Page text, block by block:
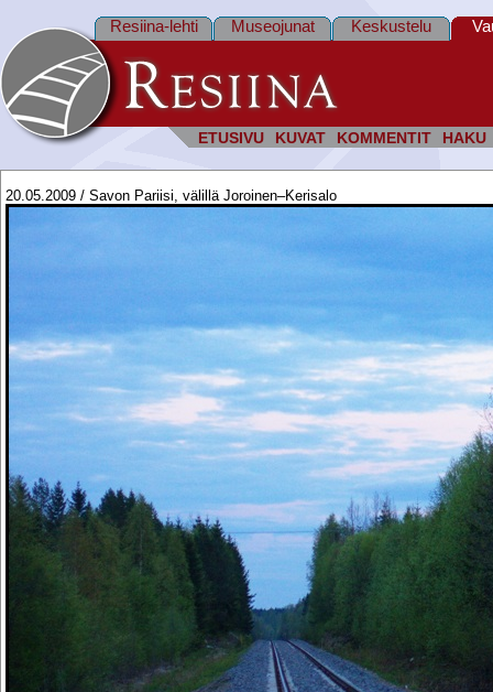
ETUSIVU KUVAT KOMMENTIT HAKU
Resiina-lehti Museojunat Keskustelu
20.05.2009 / Savon Pariisi, välillä Joroinen–Kerisalo